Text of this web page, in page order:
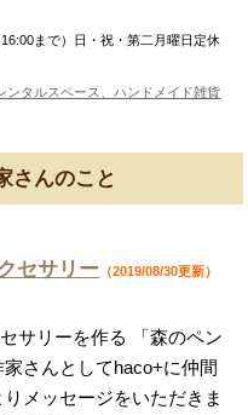
まで）日・祝・第二月曜日定休
ンタルスペース、ハンドメイド雑貨
んのこと
セサリー （2019/08/30更新）
サリーを作る 「森のペン
さんとしてhaco+に仲間
メッセージをいただきま